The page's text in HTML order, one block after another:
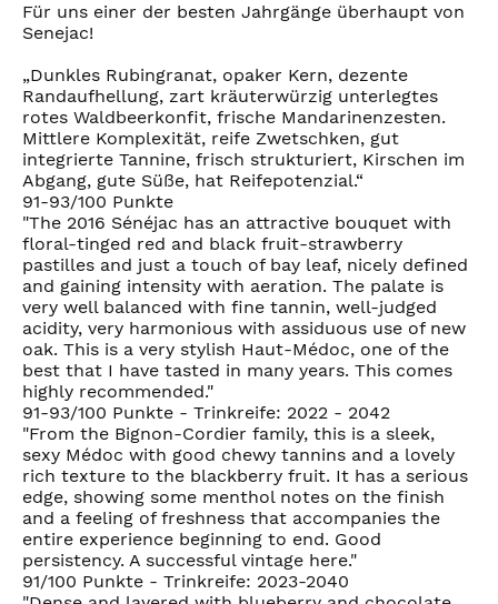
Für uns einer der besten Jahrgänge überhaupt von
Senejac!
„Dunkles Rubingranat, opaker Kern, dezente
Randaufhellung, zart kräuterwürzig unterlegtes
rotes Waldbeerkonfit, frische Mandarinenzesten.
Mittlere Komplexität, reife Zwetschken, gut
integrierte Tannine, frisch strukturiert, Kirschen im
Abgang, gute Süße, hat Reifepotenzial.“
91-93/100 Punkte
"The 2016 Sénéjac has an attractive bouquet with
floral-tinged red and black fruit-strawberry
pastilles and just a touch of bay leaf, nicely defined
and gaining intensity with aeration. The palate is
very well balanced with fine tannin, well-judged
acidity, very harmonious with assiduous use of new
oak. This is a very stylish Haut-Médoc, one of the
best that I have tasted in many years. This comes
highly recommended."
91-93/100 Punkte - Trinkreife: 2022 - 2042
"From the Bignon-Cordier family, this is a sleek,
sexy Médoc with good chewy tannins and a lovely
rich texture to the blackberry fruit. It has a serious
edge, showing some menthol notes on the finish
and a feeling of freshness that accompanies the
entire experience beginning to end. Good
persistency. A successful vintage here."
91/100 Punkte - Trinkreife: 2023-2040